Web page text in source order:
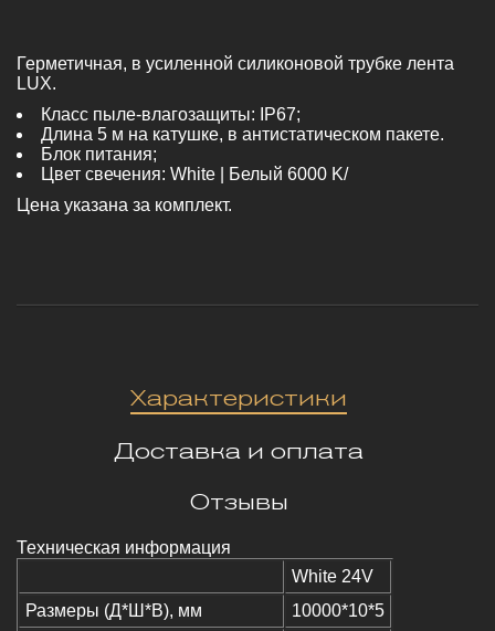
Герметичная, в усиленной силиконовой трубке лента
LUX.
Класс пыле-влагозащиты: IP67;
Длина 5 м на катушке, в антистатическом пакете.
Блок питания;
Цвет свечения: White | Белый 6000 K/
Цена указана за комплект.
Характеристики
Доставка и оплата
Отзывы
Техническая информация
White 24V
Размеры (Д*Ш*В), мм
10000*10*5